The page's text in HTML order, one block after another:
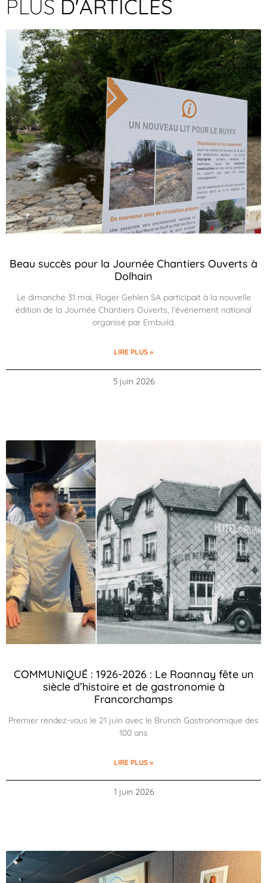
PLUS D'ARTICLES
Beau succès pour la Journée Chantiers Ouverts à
Dolhain
Le dimanche 31 mai, Roger Gehlen SA participait à la nouvelle
édition de la Journée Chantiers Ouverts, l’événement national
organisé par Embuild.
LIRE PLUS »
5 juin 2026
COMMUNIQUÉ : 1926-2026 : Le Roannay fête un
siècle d’histoire et de gastronomie à
Francorchamps
Premier rendez-vous le 21 juin avec le Brunch Gastronomique des
100 ans
LIRE PLUS »
1 juin 2026